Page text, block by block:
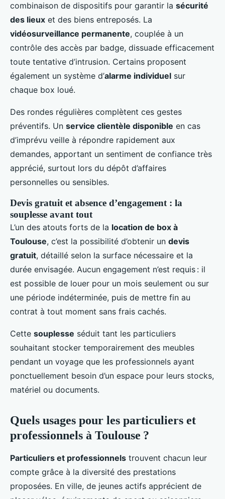
combinaison de dispositifs pour garantir la sécurité
des lieux et des biens entreposés. La
vidéosurveillance permanente, couplée à un
contrôle des accès par badge, dissuade efficacement
toute tentative d’intrusion. Certains proposent
également un système d’alarme individuel sur
chaque box loué.
Des rondes régulières complètent ces gestes
préventifs. Un service clientèle disponible en cas
d’imprévu veille à répondre rapidement aux
demandes, apportant un sentiment de confiance très
apprécié, surtout lors du dépôt d’affaires
personnelles ou sensibles.
Devis gratuit et absence d’engagement : la
souplesse avant tout
L’un des atouts forts de la location de box à
Toulouse, c’est la possibilité d’obtenir un devis
gratuit, détaillé selon la surface nécessaire et la
durée envisagée. Aucun engagement n’est requis : il
est possible de louer pour un mois seulement ou sur
une période indéterminée, puis de mettre fin au
contrat à tout moment sans frais cachés.
Cette souplesse séduit tant les particuliers
souhaitant stocker temporairement des meubles
pendant un voyage que les professionnels ayant
ponctuellement besoin d’un espace pour leurs stocks,
matériel ou documents.
Quels usages pour les particuliers et
professionnels à Toulouse ?
Particuliers et professionnels trouvent chacun leur
compte grâce à la diversité des prestations
proposées. En ville, de jeunes actifs apprécient de